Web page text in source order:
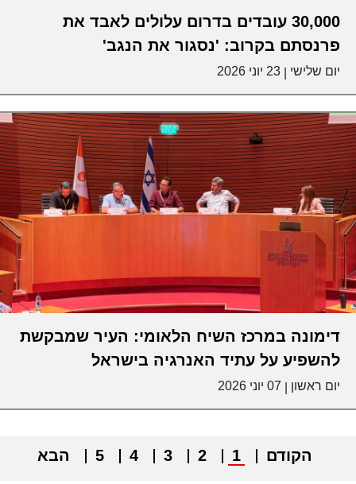
30,000 עובדים בדרום עלולים לאבד את
פרנסתם בקרוב: 'נסגור את הנגב'
יום שלישי 23 יוני 2026
דימונה במרכז השיח הלאומי: העיר שמבקשת
להשפיע על עתיד האנרגיה בישראל
יום ראשון 07 יוני 2026
הקודם 1
2
3
4
5 הבא